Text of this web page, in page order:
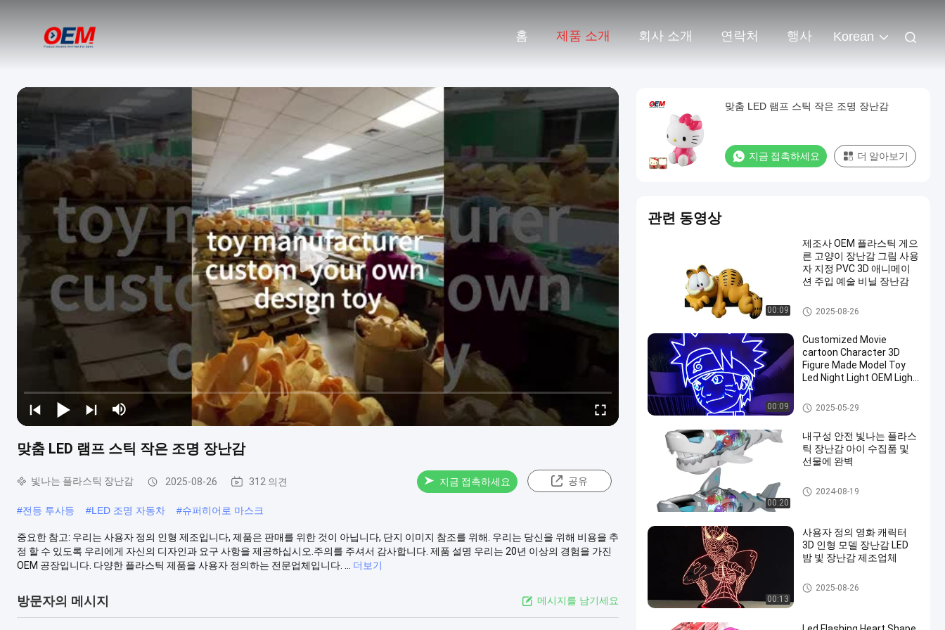
홈 제품 소개 회사 소개 연락처 행사 Korean
맞춤 LED 램프 스틱 작은 조명 장난감
빛나는 플라스틱 장난감 2025-08-26 312 의견 지금 접촉하세요 공유
#전등 투사등 #LED 조명 자동차 #슈퍼히어로 마스크
중요한 참고: 우리는 사용자 정의 인형 제조입니다, 제품은 판매를 위한 것이 아닙니다, 단지 이미지 참조를 위해. 우리는 당신을 위해 비용을 추
정 할 수 있도록 우리에게 자신의 디자인과 요구 사항을 제공하십시오.주의를 주셔서 감사합니다. 제품 설명 우리는 20년 이상의 경험을 가진
OEM 공장입니다. 다양한 플라스틱 제품을 사용자 정의하는 전문업체입니다. ...
더보기
방문자의 메시지 메시지를 남기세요
맞춤 LED 램프 스틱 작은 조명 장난감
지금 접촉하세요 더 알아보기
관련 동영상
00:09
제조사 OEM 플라스틱 게으
른 고양이 장난감 그림 사용
자 지정 PVC 3D 애니메이
션 주입 예술 비닐 장난감
플라스틱 동물/플라스틱 동물
모델 장난감
2025-08-26
00:09
Customized Movie
cartoon Character 3D
Figure Made Model Toy
Led Night Light OEM Light
빛나는 플라스틱 장난감
2025-05-29
00:20
내구성 안전 빛나는 플라스
틱 장난감 아이 수집품 및
선물에 완벽
빛나는 플라스틱 장난감
2024-08-19
00:13
사용자 정의 영화 캐릭터
3D 인형 모델 장난감 LED
밤 빛 장난감 제조업체
빛나는 플라스틱 장난감
2025-08-26